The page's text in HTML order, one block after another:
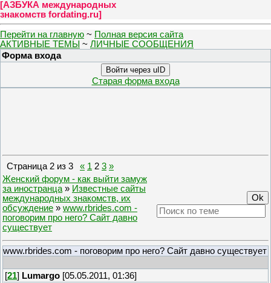
[АЗБУКА международных
знакомств fordating.ru]
Перейти на главную ~ Полная версия сайта
АКТИВНЫЕ ТЕМЫ ~ ЛИЧНЫЕ СООБЩЕНИЯ
Форма входа
Войти через uID
Старая форма входа
Страница2 из 3 « 1 2 3 »
Женский форум - как выйти замуж
за иностранца » Известные сайты
международных знакомств, их
обсуждение » www.rbrides.com -
поговорим про него? Сайт давно
существует
www.rbrides.com - поговорим про него? Сайт давно существует
[21] Lumargo [05.05.2011, 01:36]